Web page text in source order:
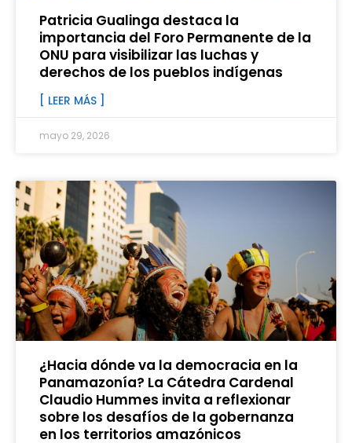
Patricia Gualinga destaca la
importancia del Foro Permanente de la
ONU para visibilizar las luchas y
derechos de los pueblos indígenas
[ LEER MÁS ]
mayo 29, 2026
¿Hacia dónde va la democracia en la
Panamazonía? La Cátedra Cardenal
Claudio Hummes invita a reflexionar
sobre los desafíos de la gobernanza
en los territorios amazónicos